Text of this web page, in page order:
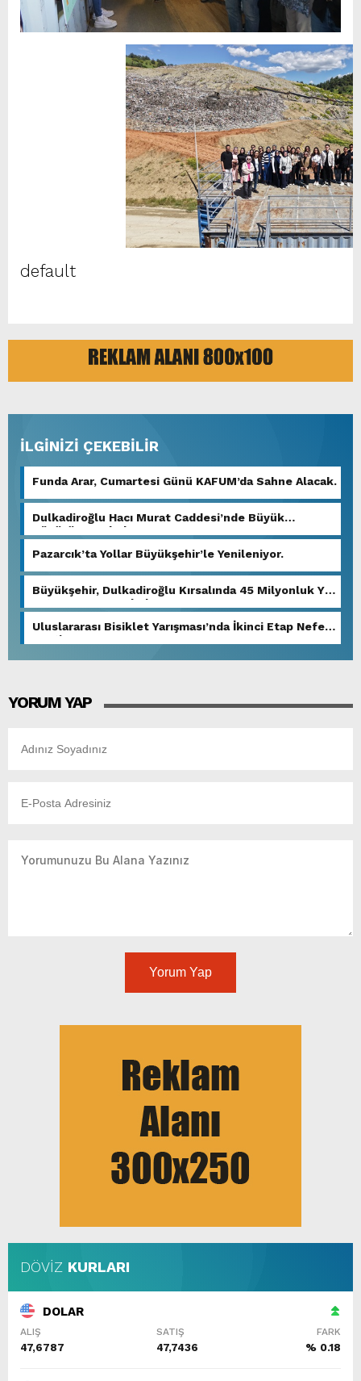
default
İLGİNİZİ ÇEKEBİLİR
Funda Arar, Cumartesi Günü KAFUM’da Sahne Alacak.
Dulkadiroğlu Hacı Murat Caddesi’nde Büyük
Dönüşüm Başladı.
Pazarcık’ta Yollar Büyükşehir’le Yenileniyor.
Büyükşehir, Dulkadiroğlu Kırsalında 45 Milyonluk Yol
Yatırımını Tamamladı.
Uluslararası Bisiklet Yarışması’nda İkinci Etap Nefes
Kesti.
YORUM YAP
Yorum Yap
DÖVİZ KURLARI
DOLAR
ALIŞ SATIŞ FARK
47,6787 47,7436 % 0.18